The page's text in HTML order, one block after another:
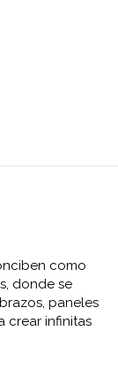
como
donde se
paneles
crear infinitas